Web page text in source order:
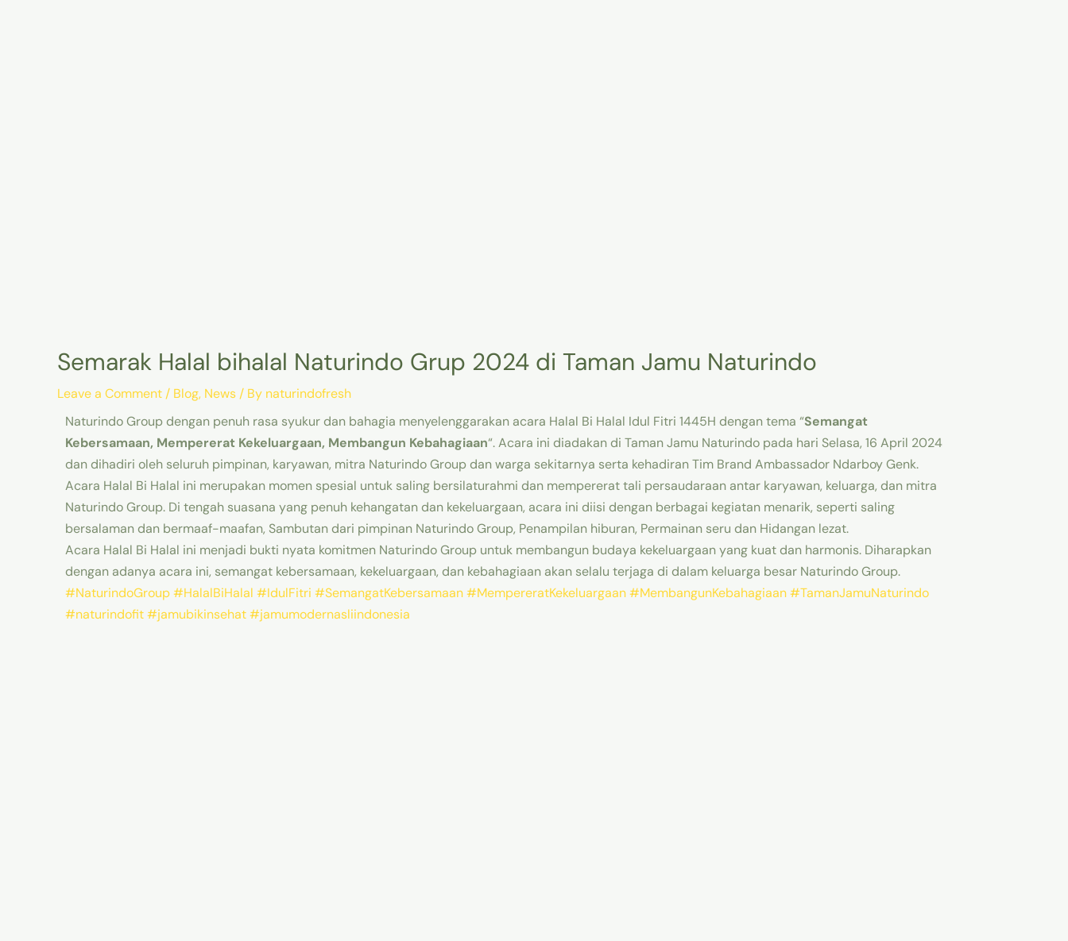
Semarak Halal bihalal Naturindo Grup 2024 di Taman Jamu Naturindo
Leave a Comment / Blog, News / By naturindofresh
Naturindo Group dengan penuh rasa syukur dan bahagia menyelenggarakan acara Halal Bi Halal Idul Fitri 1445H dengan tema “Semangat
Kebersamaan, Mempererat Kekeluargaan, Membangun Kebahagiaan“. Acara ini diadakan di Taman Jamu Naturindo pada hari Selasa, 16 April 2024
dan dihadiri oleh seluruh pimpinan, karyawan, mitra Naturindo Group dan warga sekitarnya serta kehadiran Tim Brand Ambassador Ndarboy Genk.
Acara Halal Bi Halal ini merupakan momen spesial untuk saling bersilaturahmi dan mempererat tali persaudaraan antar karyawan, keluarga, dan mitra
Naturindo Group. Di tengah suasana yang penuh kehangatan dan kekeluargaan, acara ini diisi dengan berbagai kegiatan menarik, seperti saling
bersalaman dan bermaaf-maafan, Sambutan dari pimpinan Naturindo Group, Penampilan hiburan, Permainan seru dan Hidangan lezat.
Acara Halal Bi Halal ini menjadi bukti nyata komitmen Naturindo Group untuk membangun budaya kekeluargaan yang kuat dan harmonis. Diharapkan
dengan adanya acara ini, semangat kebersamaan, kekeluargaan, dan kebahagiaan akan selalu terjaga di dalam keluarga besar Naturindo Group.
#NaturindoGroup#HalalBiHalal #IdulFitri #SemangatKebersamaan#MempereratKekeluargaan#MembangunKebahagiaan#TamanJamuNaturindo
#naturindofit#jamubikinsehat#jamumodernasliindonesia